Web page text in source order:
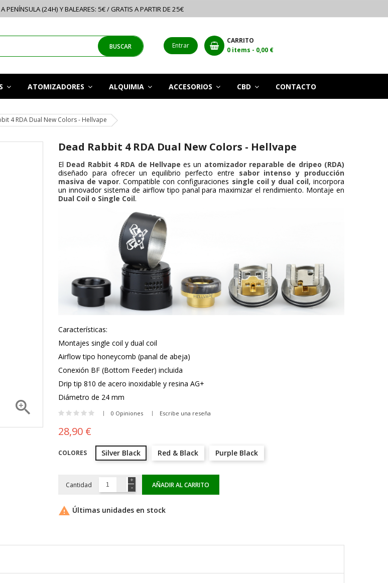
PENÍNSULA (24H) Y BALEARES: 5€ / GRATIS A PARTIR DE 25€
BUSCAR Entrar
CARRITO
0 items - 0,00 €
ATOMIZADORES ALQUIMIA ACCESORIOS CBD CONTACTO
4 RDA Dual New Colors - Hellvape

Dead Rabbit 4 RDA Dual New Colors - Hellvape
El Dead Rabbit 4 RDA de Hellvape es un atomizador reparable de dripeo (RDA)
diseñado para ofrecer un equilibrio perfecto entre sabor intenso y producción
masiva de vapor. Compatible con configuraciones single coil y dual coil, incorpora
un innovador sistema de airflow tipo panal para maximizar el rendimiento. Montaje en
Dual Coil o Single Coil.
Características:
Montajes single coil y dual coil
Airflow tipo honeycomb (panal de abeja)
Conexión BF (Bottom Feeder) incluida
Drip tip 810 de acero inoxidable y resina AG+
Diámetro de 24 mm
0 Opiniones Escribe una reseña
28,90 €
COLORES Silver Black Red & Black Purple Black
Cantidad AÑADIR AL CARRITO
 Últimas unidades en stock